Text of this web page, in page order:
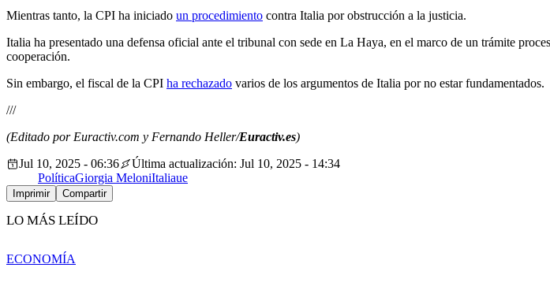
Mientras tanto, la CPI ha iniciado un procedimiento contra Italia por obstrucción a la justicia.
Italia ha presentado una defensa oficial ante el tribunal con sede en La Haya, en el marco de un trámite
cooperación.
Sin embargo, el fiscal de la CPI ha rechazado varios de los argumentos de Italia por no estar fundamentados.
///
(Editado por Euractiv.com y Fernando Heller/Euractiv.es)
Jul 10, 2025 - 06:36
Última actualización: Jul 10, 2025 - 14:34
PolíticaGiorgia MeloniItaliaue
Imprimir Compartir
LO MÁS LEÍDO
ECONOMÍA